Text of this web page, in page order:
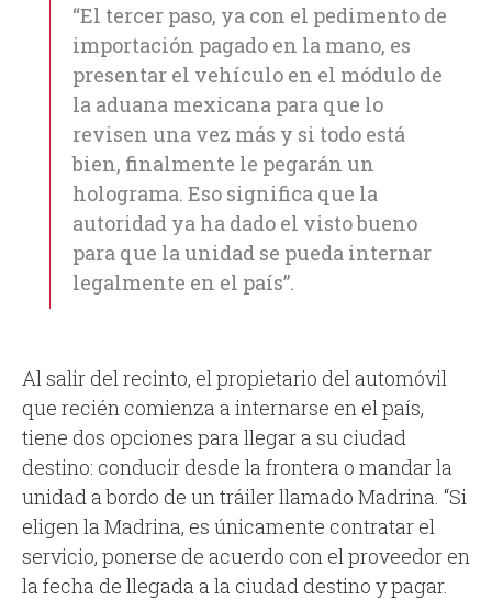
“El tercer paso, ya con el pedimento de
importación pagado en la mano, es
presentar el vehículo en el módulo de
la aduana mexicana para que lo
revisen una vez más y si todo está
bien, finalmente le pegarán un
holograma. Eso significa que la
autoridad ya ha dado el visto bueno
para que la unidad se pueda internar
legalmente en el país”.
Al salir del recinto, el propietario del automóvil
que recién comienza a internarse en el país,
tiene dos opciones para llegar a su ciudad
destino: conducir desde la frontera o mandar la
unidad a bordo de un tráiler llamado Madrina. “Si
eligen la Madrina, es únicamente contratar el
servicio, ponerse de acuerdo con el proveedor en
la fecha de llegada a la ciudad destino y pagar.